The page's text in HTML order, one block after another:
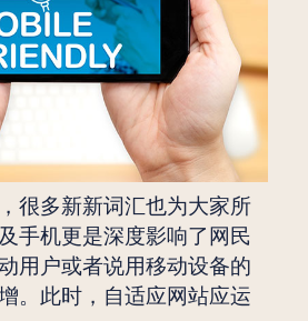
很多新新词汇也为大家所
手机更是深度影响了网民
用户或者说用移动设备的
。此时，自适应网站应运